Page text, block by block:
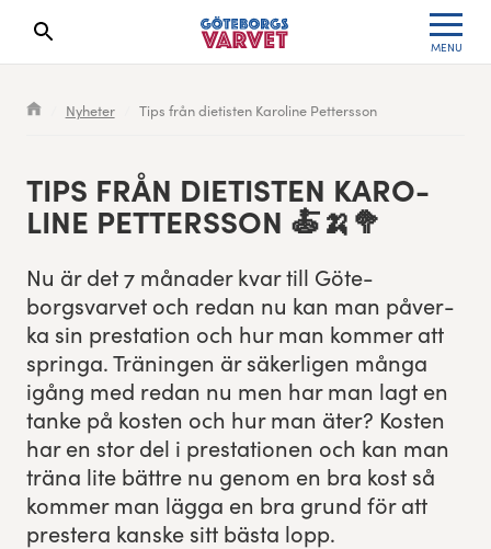
MENU
Search results will show up here
Nyheter Tips från dietisten Karoline Pettersson
TIPS FRÅN DIETIS­TEN KARO­
LINE PETTERSSON 🍝🍌🥦
Nu är det7månad­er kvar till Göte­
borgsvarvet och redan nu kan man påver­
ka sin presta­tion och hur man kom­mer att
springa. Tränin­gen är säk­erli­gen mån­ga
igång med redan nu men har man lagt en
tanke på kosten och hur man äter? Kosten
har en stor del i presta­tio­nen och kan man
trä­na lite bät­tre nu genom en bra kost så
kom­mer man läg­ga en bra grund för att
prestera kanske sitt bäs­ta lopp.
Seeding system
Göteborgsvarvet Expo
Follow the race
Run for charity
Göteborgsvarvet Family Area
Experience Gothenburg
Cityvarvet
Lilla Varvet
Varvetmilen
Register for a race